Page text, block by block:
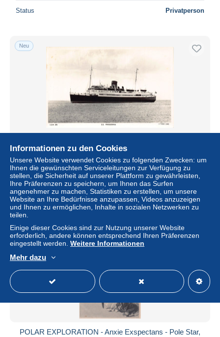
Status Privatperson
Neu
B122 Transport Ship Steamboat SS Manxman Real Photo
vintage postcard
± 6,91 $
Status Gewerblicher Händler
Neu
POLAR EXPLORATION - Anxie Exspectans - Pole Star,
Informationen zu den Cookies
Unsere Website verwendet Cookies zu folgenden Zwecken: um
Ihnen die gewünschten Serviceleitungen zur Verfügung zu
stellen, die Sicherheit auf unserer Plattform zu gewährleisten,
Ihre Präferenzen zu speichern, um Ihnen das Surfen
angenehmer zu machen, Statistiken zu erstellen, um unsere
Website an Ihre Bedürfnisse anzupassen, Videos anzuzeigen
und Ihnen zu ermöglichen, Inhalte in sozialen Netzwerken zu
teilen.
Einige dieser Cookies sind zur Nutzung unserer Website
erforderlich, andere können entsprechend Ihren Präferenzen
eingestellt werden. Weitere Informationen
Mehr dazu